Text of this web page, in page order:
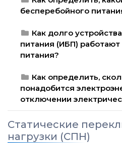
бесперебойного
Как долго
питания (ИБП)
питания?
Как определить,
понадобится
отключении
Статические
нагрузки (СПН)